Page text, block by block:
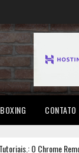
CONTATO
O Chrome Remote